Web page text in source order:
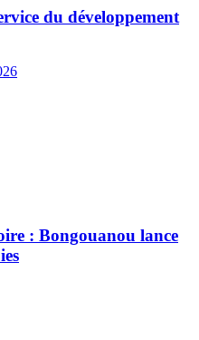
du développement
: Bongouanou lance